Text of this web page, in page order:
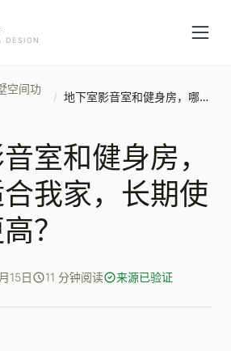
DESIGN
空间功
/ 地下室影音室和健身房，哪个更适合我家，长期使用率会更高？
室和健身房，
我家，长期使
？
15日 11 分钟阅读 来源已验证